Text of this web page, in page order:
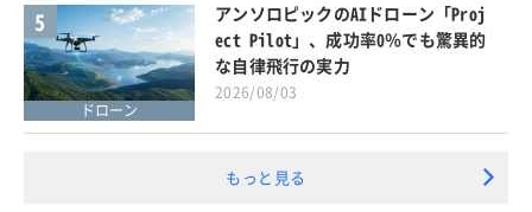
5
ドローン
アンソロピックのAIドローン「Proj
ect Pilot」、成功率0％でも驚異的
な自律飛行の実力
2026/08/03
もっと見る